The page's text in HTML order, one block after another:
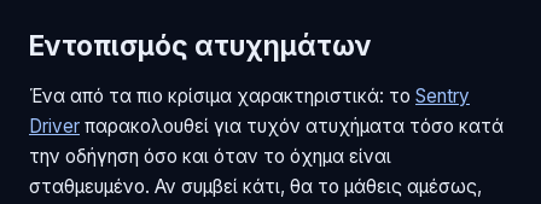
Εντοπισμός ατυχημάτων
Ένα από τα πιο κρίσιμα χαρακτηριστικά: το Sentry
Driver παρακολουθεί για τυχόν ατυχήματα τόσο κατά
την οδήγηση όσο και όταν το όχημα είναι
σταθμευμένο. Αν συμβεί κάτι, θα το μάθεις αμέσως,